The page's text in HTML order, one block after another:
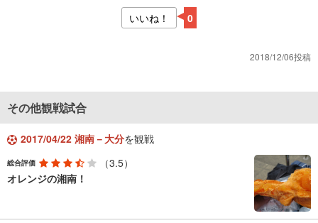
いいね！ 0
2018/12/06投稿
その他観戦試合
2017/04/22 湘南－大分を観戦
総合評価
（3.5）
オレンジの湘南！